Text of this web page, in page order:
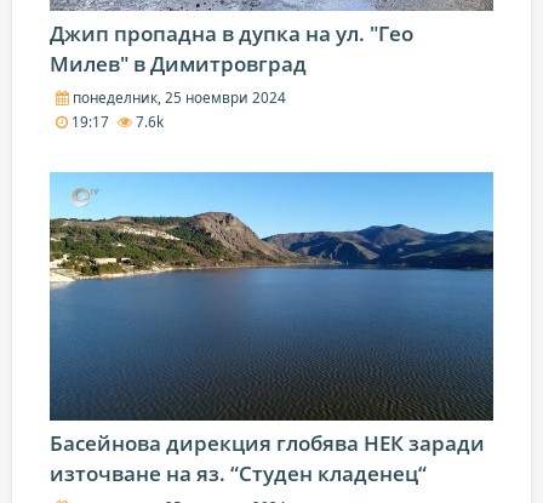
Джип пропадна в дупка на ул. "Гео
Милев" в Димитровград
понеделник, 25 ноември 2024
19:17
7.6k
Басейнова дирекция глобява НЕК заради
източване на яз. “Студен кладенец“